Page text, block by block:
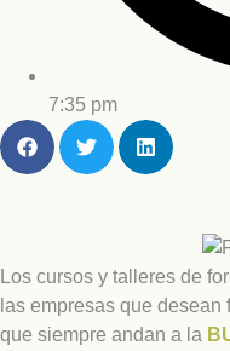
7:35 pm
Los cursos y talleres de
las empresas que
que siempre andan a la